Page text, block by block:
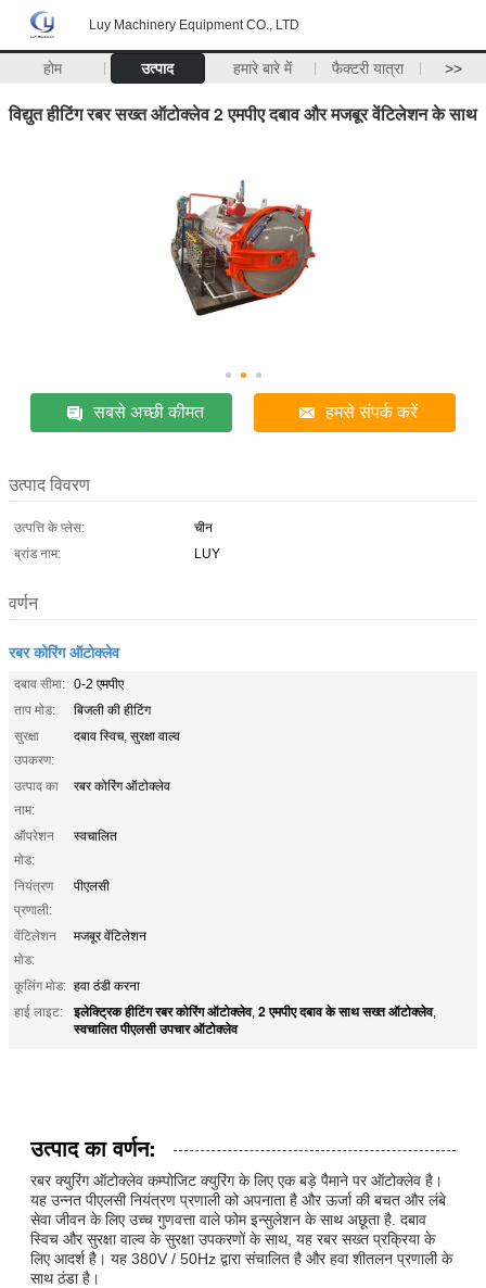
Luy Machinery Equipment CO., LTD
होम उत्पाद हमारे बारे में फैक्टरी यात्रा >>
विद्युत हीटिंग रबर सख्त ऑटोक्लेव 2 एमपीए दबाव और मजबूर वेंटिलेशन के साथ
सबसे अच्छी कीमत हमसे संपर्क करें
उत्पाद विवरण
उत्पत्ति के प्लेस:
चीन
ब्रांड नाम:
LUY
वर्णन
रबर कोरिंग ऑटोक्लेव
दबाव सीमा: 0-2 एमपीए
ताप मोड:
बिजली की हीटिंग
सुरक्षा
उपकरण:
दबाव स्विच, सुरक्षा वाल्व
उत्पाद का
नाम:
रबर कोरिंग ऑटोक्लेव
ऑपरेशन
मोड:
स्वचालित
नियंत्रण
प्रणाली:
पीएलसी
वेंटिलेशन
मोड:
मजबूर वेंटिलेशन
कूलिंग मोड: हवा ठंडी करना
हाई लाइट:
इलेक्ट्रिक हीटिंग रबर कोरिंग ऑटोक्लेव, 2 एमपीए दबाव के साथ सख्त ऑटोक्लेव,
स्वचालित पीएलसी उपचार ऑटोक्लेव
उत्पाद का वर्णन:
रबर क्युरिंग ऑटोक्लेव कम्पोजिट क्युरिंग के लिए एक बड़े पैमाने पर ऑटोक्लेव है।
यह उन्नत पीएलसी नियंत्रण प्रणाली को अपनाता है और ऊर्जा की बचत और लंबे
सेवा जीवन के लिए उच्च गुणवत्ता वाले फोम इन्सुलेशन के साथ अछूता है. दबाव
स्विच और सुरक्षा वाल्व के सुरक्षा उपकरणों के साथ, यह रबर सख्त प्रक्रिया के
लिए आदर्श है। यह 380V / 50Hz द्वारा संचालित है और हवा शीतलन प्रणाली के
साथ ठंडा है।